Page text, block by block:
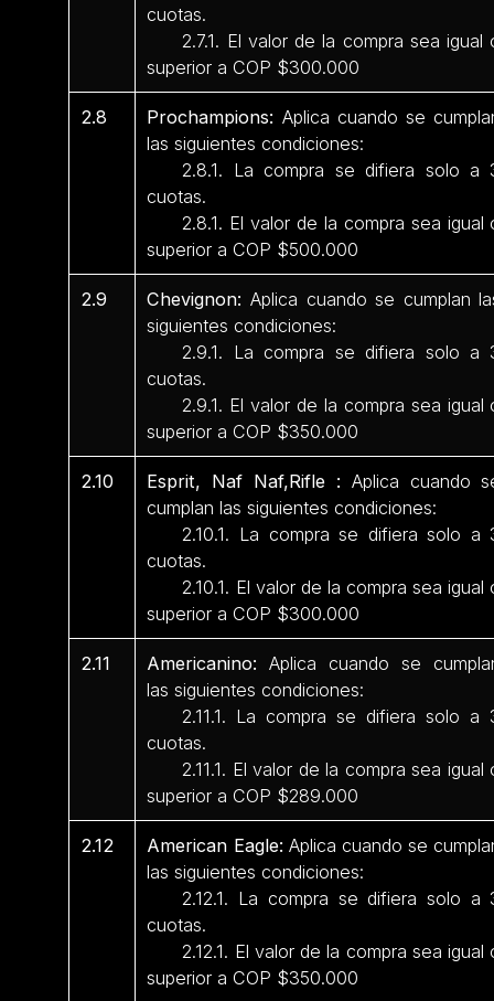
cuotas.
2.7.1. El valor de la compra sea igual
superior a COP $300.000
2.8 Prochampions: Aplica cuando se
las siguientes condiciones:
2.8.1. La compra se difiera solo a
cuotas.
2.8.1. El valor de la compra sea igual
superior a COP $500.000
2.9 Chevignon: Aplica cuando se cumplan
siguientes condiciones:
2.9.1. La compra se difiera solo a
cuotas.
2.9.1. El valor de la compra sea igual
superior a COP $350.000
2.10 Esprit, Naf Naf,Rifle : Aplica cuando
cumplan las siguientes condiciones:
2.10.1. La compra se difiera solo a
cuotas.
2.10.1. El valor de la compra sea igual
superior a COP $300.000
2.11 Americanino: Aplica cuando se
las siguientes condiciones:
2.11.1. La compra se difiera solo a
cuotas.
2.11.1. El valor de la compra sea igual
superior a COP $289.000
2.12 American Eagle: Aplica cuando se
las siguientes condiciones:
2.12.1. La compra se difiera solo a
cuotas.
2.12.1. El valor de la compra sea igual
superior a COP $350.000